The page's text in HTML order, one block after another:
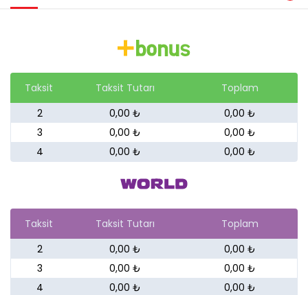
Taksit Taksit Tutarı
Toplam
2
0,00 ₺
0,00 ₺
3
0,00 ₺
0,00 ₺
4
0,00 ₺ 0,00 ₺
Taksit Taksit Tutarı
Toplam
2
0,00 ₺
0,00 ₺
3
0,00 ₺
0,00 ₺
4
0,00 ₺ 0,00 ₺